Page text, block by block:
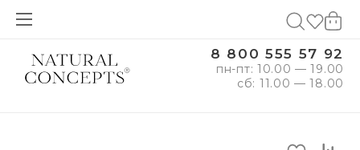
8 800 555 57 92
пн-пт: 10.00 — 19.00
сб: 11.00 — 18.00